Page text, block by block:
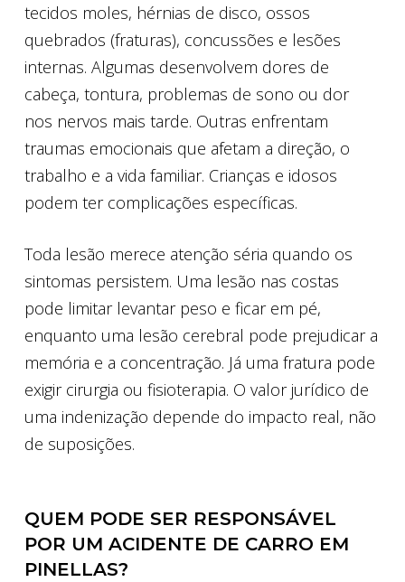
tecidos moles, hérnias de disco, ossos
quebrados (fraturas), concussões e lesões
internas. Algumas desenvolvem dores de
cabeça, tontura, problemas de sono ou dor
nos nervos mais tarde. Outras enfrentam
traumas emocionais que afetam a direção, o
trabalho e a vida familiar. Crianças e idosos
podem ter complicações específicas.
Toda lesão merece atenção séria quando os
sintomas persistem. Uma lesão nas costas
pode limitar levantar peso e ficar em pé,
enquanto uma lesão cerebral pode prejudicar a
memória e a concentração. Já uma fratura pode
exigir cirurgia ou fisioterapia. O valor jurídico de
uma indenização depende do impacto real, não
de suposições.
QUEM PODE SER RESPONSÁVEL
POR UM ACIDENTE DE CARRO EM
PINELLAS?